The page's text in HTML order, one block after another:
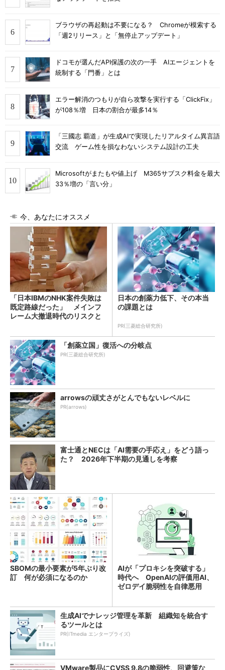
ブラウザの再起動は不要になる？ Chromeが模索する
「週2リリース」と「無停止アップデート」
ドコモが選んだAPI保護の次の一手 AIエージェントを
統制する「門番」とは
エラー解消のつもりが自ら攻撃を実行する「ClickFix」
が108％増 日本の割合が最多14％
「三國志 覇道」が生成AIで実現したリアルタイム異言語
交流 ゲーム性を損なわないシステム設計の工夫
Microsoftがまたもや値上げ M365サブスク料金を最大
33％増の「言い分」
今、あなたにオススメ
「日本IBMのNHK案件失敗は
既定路線だった」 メインフ
レーム大撤退時代のリスクと
日本の創薬力低下、その本当
の課題とは
PR(三菱総合研究所)
「創薬立国」復活への分岐点
PR(三菱総合研究所)
arrowsの頑丈さがとんでもないレベルに
PR(arrows)
富士通とNECは「AI需要の手応え」をどう語っ
た？ 2026年下半期の見通しを考察
SBOMの最小要素が5年ぶり改
訂 何が必須になるのか
AIが「プロキシを突破する」
時代へ OpenAIの評価用AI、
ゼロデイ脆弱性を自律悪用
生成AIでナレッジ管理を革新 組織知を統合す
るツールとは
PR(ITmedia エンタープライズ)
VMware製品にCVSS 9.8の脆弱性、回避策な